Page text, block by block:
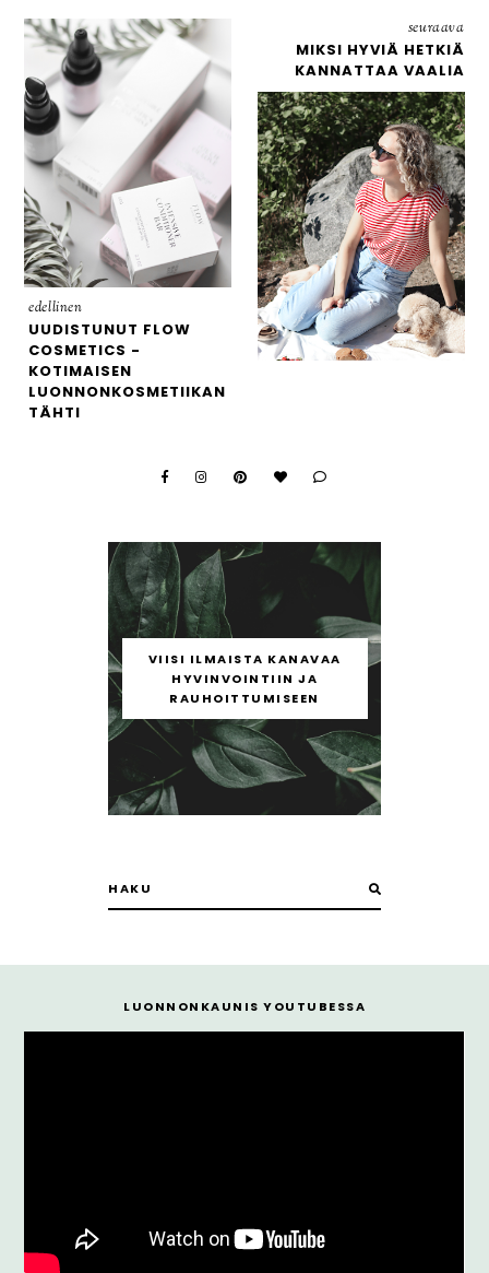
edellinen
UUDISTUNUT FLOW
COSMETICS -
KOTIMAISEN
LUONNONKOSMETIIKAN
TÄHTI
seuraava
MIKSI HYVIÄ HETKIÄ
KANNATTAA VAALIA
VIISI ILMAISTA KANAVAA
HYVINVOINTIIN JA
RAUHOITTUMISEEN
LUONNONKAUNIS YOUTUBESSA